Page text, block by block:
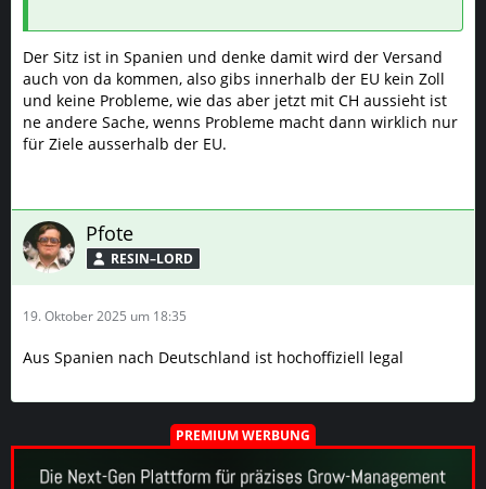
Der Sitz ist in Spanien und denke damit wird der Versand
auch von da kommen, also gibs innerhalb der EU kein Zoll
und keine Probleme, wie das aber jetzt mit CH aussieht ist
ne andere Sache, wenns Probleme macht dann wirklich nur
für Ziele ausserhalb der EU.
Pfote
RESIN–LORD
19. Oktober 2025 um 18:35
Aus Spanien nach Deutschland ist hochoffiziell legal
PREMIUM WERBUNG